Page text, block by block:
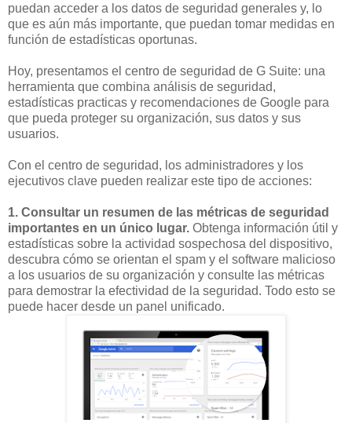
puedan acceder a los datos de seguridad generales y, lo
que es aún más importante, que puedan tomar medidas en
función de estadísticas oportunas.
Hoy, presentamos el centro de seguridad de G Suite: una
herramienta que combina análisis de seguridad,
estadísticas practicas y recomendaciones de Google para
que pueda proteger su organización, sus datos y sus
usuarios.
Con el centro de seguridad, los administradores y los
ejecutivos clave pueden realizar este tipo de acciones:
1. Consultar un resumen de las métricas de seguridad
importantes en un único lugar. Obtenga información útil y
estadísticas sobre la actividad sospechosa del dispositivo,
descubra cómo se orientan el spam y el software malicioso
a los usuarios de su organización y consulte las métricas
para demostrar la efectividad de la seguridad. Todo esto se
puede hacer desde un panel unificado.